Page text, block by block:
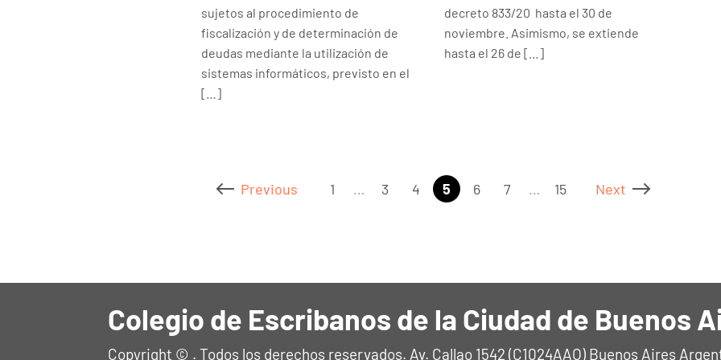
sujetos al procedimiento de
fiscalización y de determinación de
deudas mediante la utilización de
sistemas informáticos, previsto en el
[…]
decreto 833/20 hasta el 30 de
noviembre. Asimismo, se extiende
hasta el 26 de […]
Previous 1 … 3 4 5 6 7 … 15 Next
Colegio de Escribanos de la Ciudad de Buenos
Copyright © . Todos los derechos reservados. Av. Callao 1542 (C1024AAO) Buenos Aires